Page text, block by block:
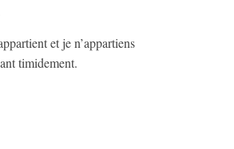
et je n’appartiens
timidement.